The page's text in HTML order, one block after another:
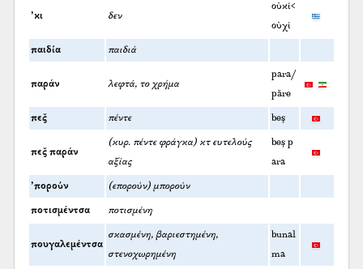
’κι δεν
οὐκί<
οὐχί
παιδία παιδιά
παράν λεφτά, το χρήμα
para/
pāre
πες̌ πέντε beş
πες̌ παράν
(κυρ. πέντε φράγκα) κτ ευτελούς
αξίας
beş p
ara
’πορούν (επορούν) μπορούν
ποτισμέντσα ποτισμένη
πουγαλεμέντσα
σκασμένη, βαριεστημένη,
στενοχωρημένη
bunal
ma